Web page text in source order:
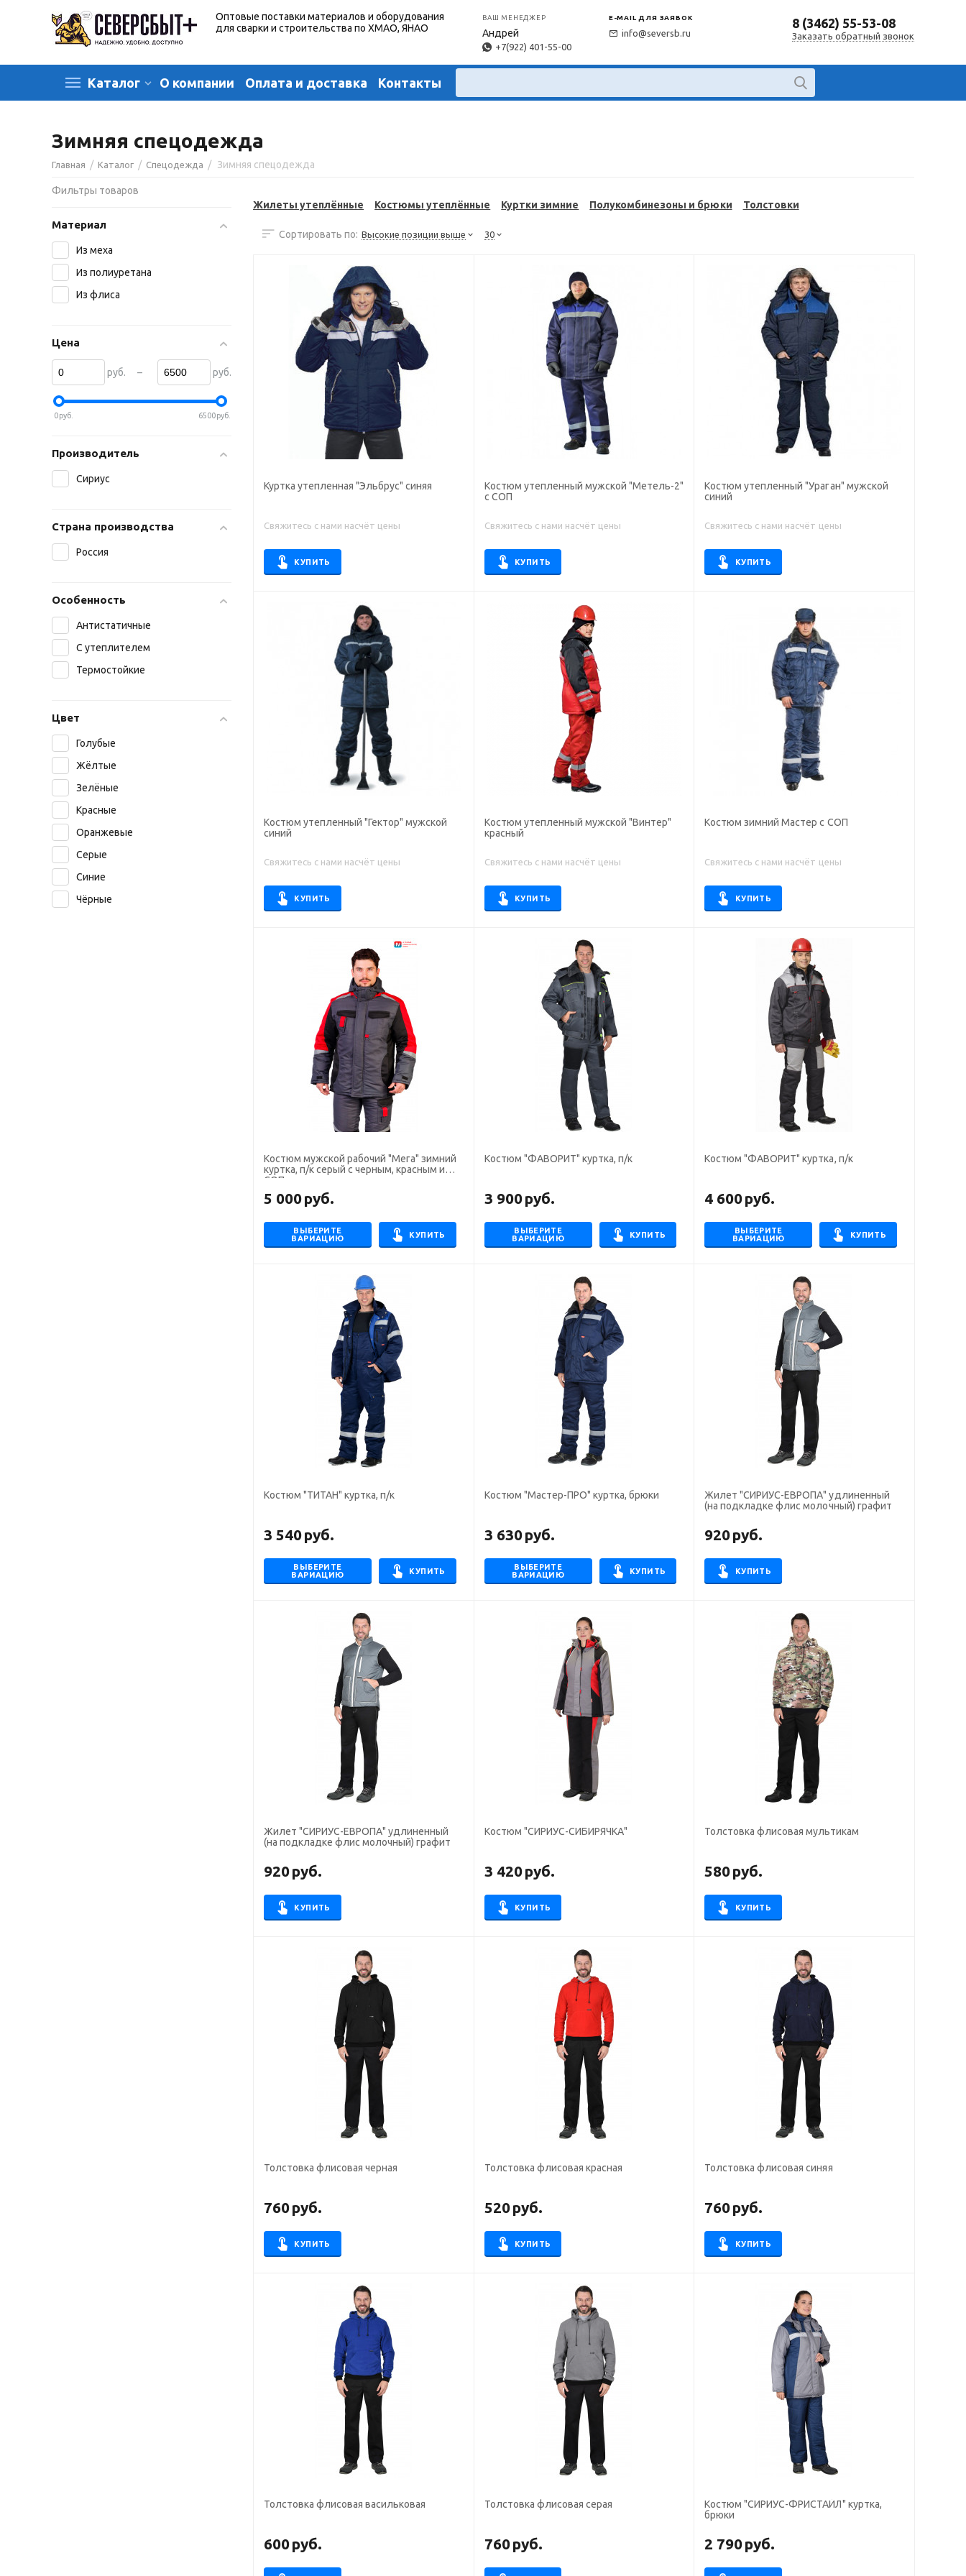
Оптовые поставки материалов и оборудования
для сварки и строительства по ХМАО, ЯНАО
ВАШ МЕНЕДЖЕР
Андрей
+7(922) 401-55-00
E-MAIL ДЛЯ ЗАЯВОК
info@seversb.ru
8 (3462) 55-53-08
Заказать обратный звонок
Каталог О компании Оплата и доставка Контакты
Зимняя спецодежда
Главная / Каталог / Спецодежда / Зимняя спецодежда
Жилеты утеплённые Костюмы утеплённые Куртки зимние Полукомбинезоны и брюки Толстовки
Сортировать по: Высокие позиции выше 30
Куртка утепленная "Эльбрус" синяя
Свяжитесь с нами насчёт цены
КУПИТЬ
Костюм утепленный мужской "Метель-2"
с СОП
Свяжитесь с нами насчёт цены
КУПИТЬ
Костюм утепленный "Ураган" мужской
синий
Свяжитесь с нами насчёт цены
КУПИТЬ
Костюм утепленный "Гектор" мужской
синий
Свяжитесь с нами насчёт цены
КУПИТЬ
Костюм утепленный мужской "Винтер"
красный
Свяжитесь с нами насчёт цены
КУПИТЬ
Костюм зимний Мастер с СОП
Свяжитесь с нами насчёт цены
КУПИТЬ
Костюм мужской рабочий "Мега" зимний
куртка, п/к серый с черным, красным и
СОП
5 000руб.
ВЫБЕРИТЕ
ВАРИАЦИЮ
КУПИТЬ
Костюм "ФАВОРИТ" куртка, п/к
3 900руб.
ВЫБЕРИТЕ
ВАРИАЦИЮ
КУПИТЬ
Костюм "ФАВОРИТ" куртка, п/к
4 600руб.
ВЫБЕРИТЕ
ВАРИАЦИЮ
КУПИТЬ
Костюм "ТИТАН" куртка, п/к
3 540руб.
ВЫБЕРИТЕ
ВАРИАЦИЮ
КУПИТЬ
Костюм "Мастер-ПРО" куртка, брюки
3 630руб.
ВЫБЕРИТЕ
ВАРИАЦИЮ
КУПИТЬ
Жилет "СИРИУС-ЕВРОПА" удлиненный
(на подкладке флис молочный) графит
920руб.
КУПИТЬ
Жилет "СИРИУС-ЕВРОПА" удлиненный
(на подкладке флис молочный) графит
920руб.
КУПИТЬ
Костюм "СИРИУС-СИБИРЯЧКА"
3 420руб.
КУПИТЬ
Толстовка флисовая мультикам
580руб.
КУПИТЬ
Толстовка флисовая черная
760руб.
КУПИТЬ
Толстовка флисовая красная
520руб.
КУПИТЬ
Толстовка флисовая синяя
760руб.
КУПИТЬ
Толстовка флисовая васильковая
600руб.
Толстовка флисовая серая
760руб.
Костюм "СИРИУС-ФРИСТАЙЛ" куртка,
брюки
2 790руб.
Фильтры товаров
Материал
Из меха
Из полиуретана
Из флиса
Цена
руб. – руб.
0руб. 6500руб.
Производитель
Сириус
Страна производства
Россия
Особенность
Антистатичные
С утеплителем
Термостойкие
Цвет
Голубые
Жёлтые
Зелёные
Красные
Оранжевые
Серые
Синие
Чёрные